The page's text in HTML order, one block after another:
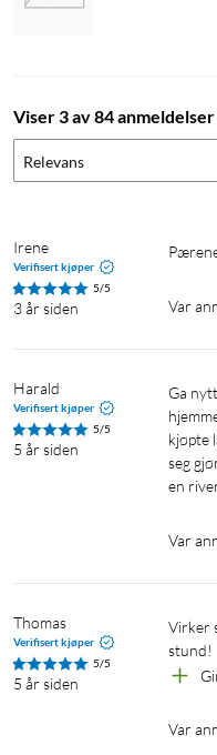
Viser 3 av 84 anmeldelser
Relevans
Irene
Verifisert kjøper
5/5
3 år siden Var
Harald
Verifisert kjøper
5/5
5 år siden
Ga nytt liv til skrivebordslampene på begge
kjøpte
seg
en
Var
Thomas
Verifisert kjøper
5/5
5 år siden
Virker som de skal. Gir godt lys, og holder en
stund!
Var